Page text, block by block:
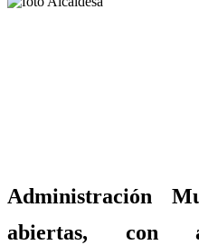
Administración
abiertas, con